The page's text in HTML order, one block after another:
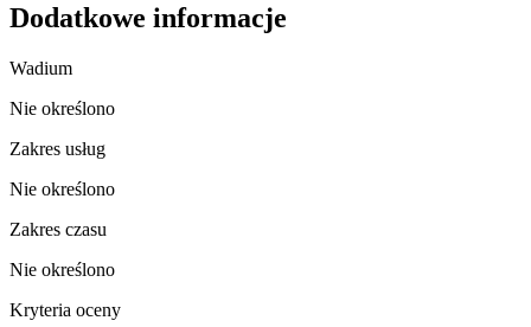
Dodatkowe informacje
Wadium
Nie określono
Zakres usług
Nie określono
Zakres czasu
Nie określono
Kryteria oceny